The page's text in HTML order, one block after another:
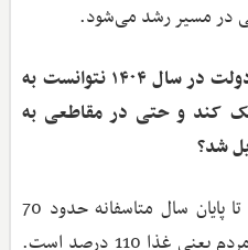
در مسیر رشد می‌شود.
‌ چرا سیاست‌های پولی و مالی دولت در سال ۱۴۰۴ نتوانست به
کند و حتی در مقاطعی به
شد؟
تورم نقطه‌به‌نقطه تا پایان سال متاسفانه حدود 70
درصد و برای کالاهای مورد نیاز مردم یعنی غذا 110 درصد است.